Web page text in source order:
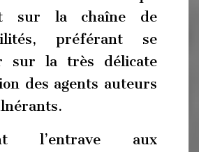
sur la chaîne de
préférant se
sur la très délicate
des agents auteurs
l’entrave aux